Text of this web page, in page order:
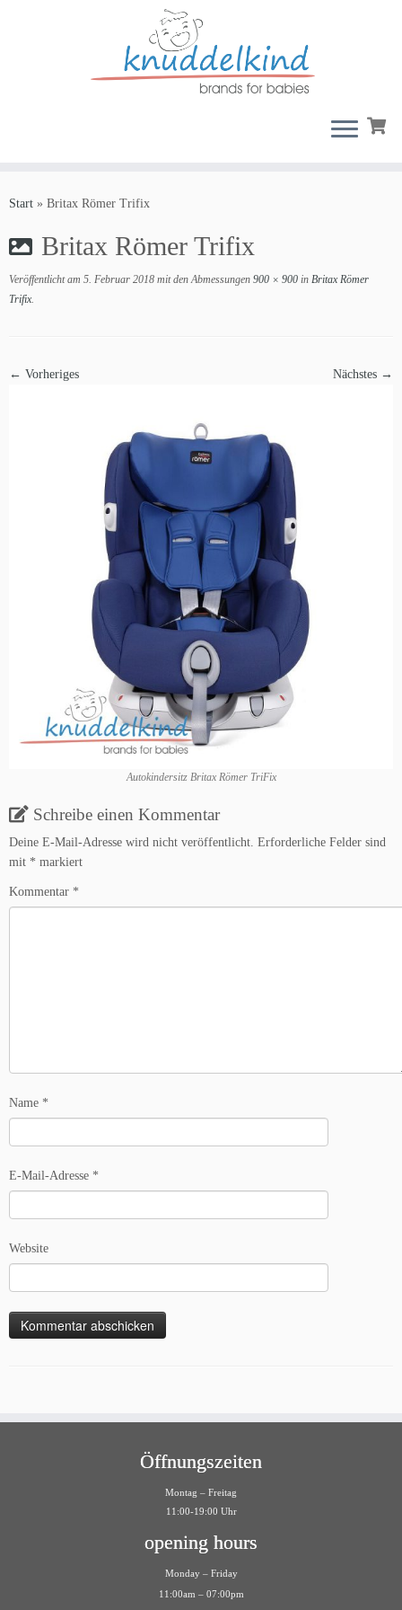
Inhalt
Start » Britax Römer Trifix
Britax Römer Trifix
Veröffentlicht am 5. Februar 2018 mit den Abmessungen 900 × 900 in Britax Römer
Trifix.
← Vorheriges Nächstes →
Autokindersitz Britax Römer TriFix
Schreibe einen Kommentar
Deine E-Mail-Adresse wird nicht veröffentlicht. Erforderliche Felder sind
mit * markiert
Kommentar *
Name *
E-Mail-Adresse *
Website
Öffnungszeiten
Montag – Freitag
11:00-19:00 Uhr
opening hours
Monday – Friday
11:00am – 07:00pm